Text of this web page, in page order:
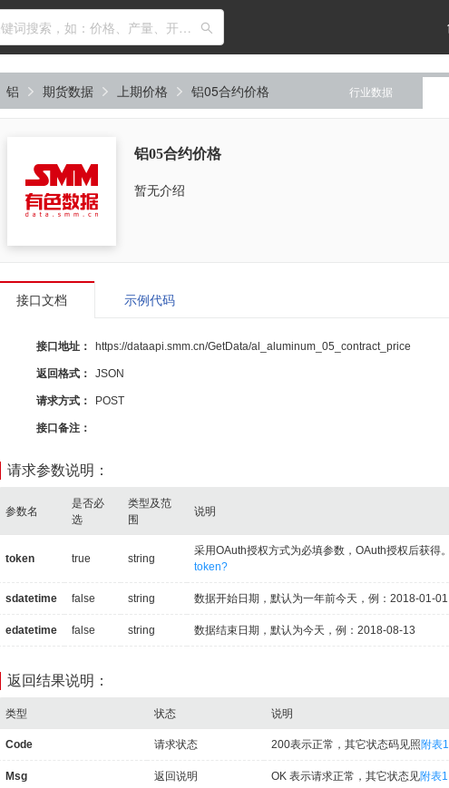
输入关键词搜索，如：价格、产量、开工率、库存
铝 期货数据 上期价格 铝05合约价格 行业数据
铝05合约价格
暂无介绍
接口文档
接口地址： https://dataapi.smm.cn/GetData/al_aluminum_05_contract_price
返回格式： JSON
请求方式： POST
接口备注：
请求参数说明：
参数名
是否必
选
类型及范
围
说明
token true string
采用OAuth授权方式为必填参数，OAuth授权后获得。
token?
sdatetime false string 数据开始日期，默认为一年前今天，例：2018-01-01
edatetime false string 数据结束日期，默认为今天，例：2018-08-13
返回结果说明：
类型 状态 说明
Code 请求状态 200表示正常，其它状态码见照附表1
Msg 返回说明 OK 表示请求正常，其它状态见附表1
示例代码